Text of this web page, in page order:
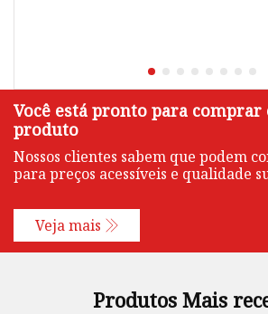
Você está pronto para comprar
produto
Nossos clientes sabem que podem
para preços acessíveis e qualidade
Veja mais
Produtos Mais